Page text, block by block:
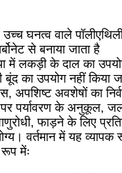
घनत्व वाले
से बनाया जाता है
में लकड़ी के दाल का
बूंद का उपयोग नहीं किया
अपशिष्ट अवशेषों का
पर्यावरण के अनुकूल,
फाड़ने के लिए
वर्तमान में यह
मेंः